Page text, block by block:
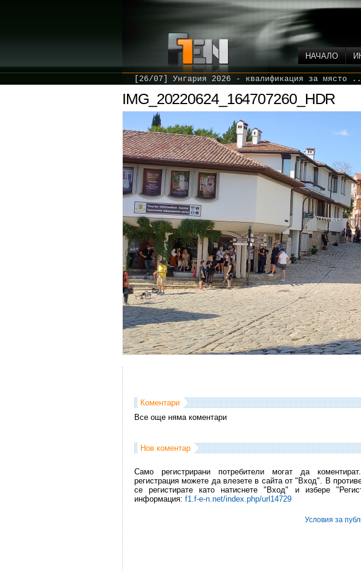
НАЧАЛО
[26/07] Унгария 2026 - квалификация за място
IMG_20220624_164707260_HDR
Коментари
Все още няма коментари
Нов коментар
Само регистрирани потребители могат да
регистрация можете да влезете в сайта от "Вход". В
се регистирате като натиснете "Вход" и избере
информация: f1.f-e-n.net/index.php/url14729
Условия за